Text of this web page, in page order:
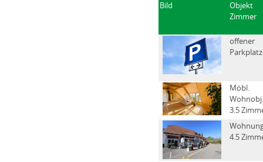
Bild
Objekt
Zimmer
offener
Parkplatz
Möbl.
Wohnobj.
3.5
4.5